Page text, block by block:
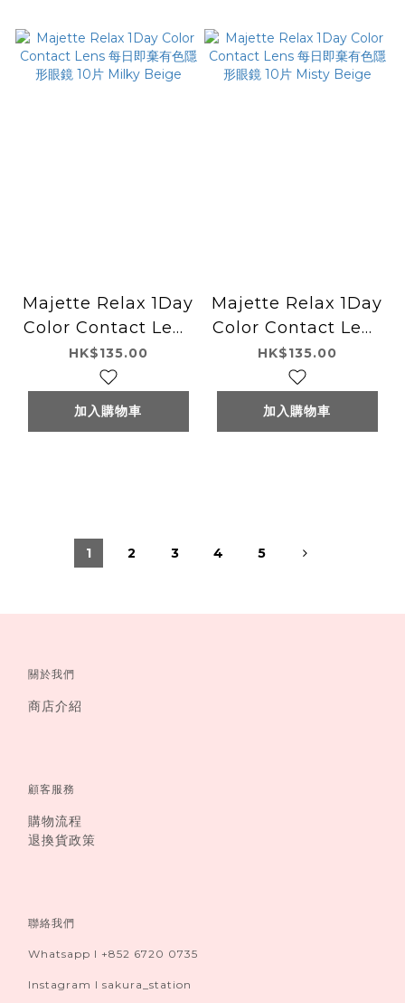
Majette Relax 1Day
Color Contact Lens
每日即棄有色隱形眼鏡
10片 Milky Beige
HK$135.00
加入購物車
Majette Relax 1Day
Color Contact Lens
每日即棄有色隱形眼鏡
10片 Misty Beige
HK$135.00
加入購物車
1 2 3 4 5
關於我們
商店介紹
顧客服務
購物流程
退換貨政策
聯絡我們
Whatsapp I +852 6720 0735
Instagram I sakura_station